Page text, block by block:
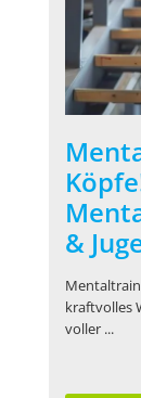
&
kraftvolles
voller ...